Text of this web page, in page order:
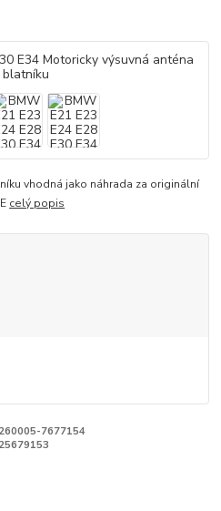
vhodná jako náhrada za originální
celý popis
7677154